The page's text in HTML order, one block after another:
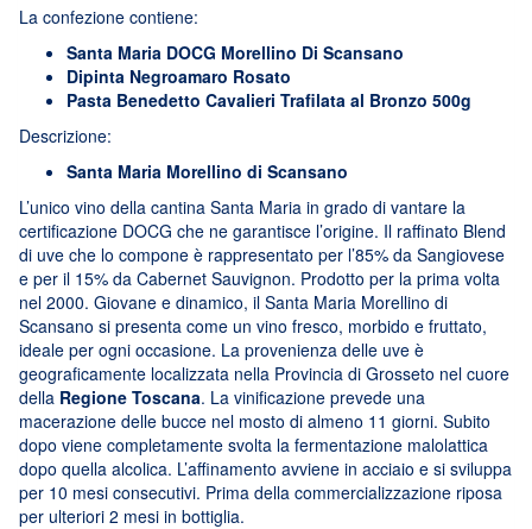
La confezione contiene:
Santa Maria DOCG Morellino Di Scansano
Dipinta Negroamaro Rosato
Pasta Benedetto Cavalieri Trafilata al Bronzo 500g
Descrizione:
Santa Maria Morellino di Scansano
L’unico vino della cantina Santa Maria in grado di vantare la
certificazione DOCG che ne garantisce l’origine. Il raffinato Blend
di uve che lo compone è rappresentato per l’85% da Sangiovese
e per il 15% da Cabernet Sauvignon. Prodotto per la prima volta
nel 2000. Giovane e dinamico, il Santa Maria Morellino di
Scansano si presenta come un vino fresco, morbido e fruttato,
ideale per ogni occasione. La provenienza delle uve è
geograficamente localizzata nella Provincia di Grosseto nel cuore
della Regione Toscana. La vinificazione prevede una
macerazione delle bucce nel mosto di almeno 11 giorni. Subito
dopo viene completamente svolta la fermentazione malolattica
dopo quella alcolica. L’affinamento avviene in acciaio e si sviluppa
per 10 mesi consecutivi. Prima della commercializzazione riposa
per ulteriori 2 mesi in bottiglia.